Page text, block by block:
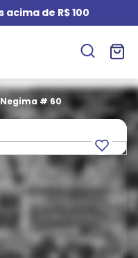
de R$ 100
Negima # 60